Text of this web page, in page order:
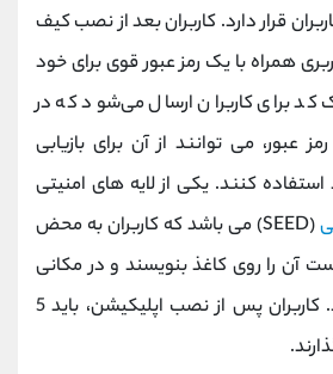
قرار دارد. کاربران بعد از نصب کیف
همراه با یک رمز عبور قوی برای خود
برای کاربران ارسال می‌شود که در
عبور، می توانند از آن برای بازیابی
کنند. یکی از لایه ‌های امنیتی
(SEED) می باشد که کاربران به محض
آن را روی کاغذ بنویسند و در مکانی
مطمئن نگهداری کنند. کاربران پس از نصب اپلیکیشن، باید 5